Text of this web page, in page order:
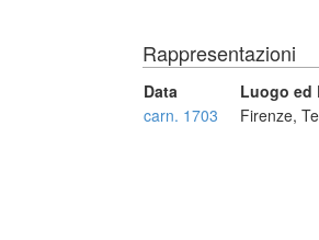
Rappresentazioni
Data
Luogo ed
carn. 1703
Firenze,